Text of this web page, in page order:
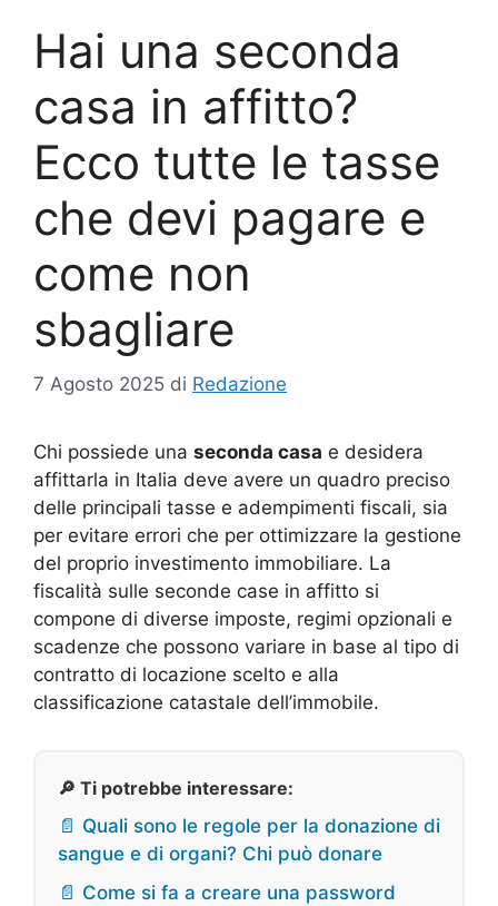
Hai una seconda
casa in affitto?
Ecco tutte le tasse
che devi pagare e
come non
sbagliare
7 Agosto 2025 di Redazione
Chi possiede una seconda casa e desidera
affittarla in Italia deve avere un quadro preciso
delle principali tasse e adempimenti fiscali, sia
per evitare errori che per ottimizzare la gestione
del proprio investimento immobiliare. La
fiscalità sulle seconde case in affitto si
compone di diverse imposte, regimi opzionali e
scadenze che possono variare in base al tipo di
contratto di locazione scelto e alla
classificazione catastale dell’immobile.
🔎 Ti potrebbe interessare:
📄 Quali sono le regole per la donazione di
sangue e di organi? Chi può donare
📄 Come si fa a creare una password